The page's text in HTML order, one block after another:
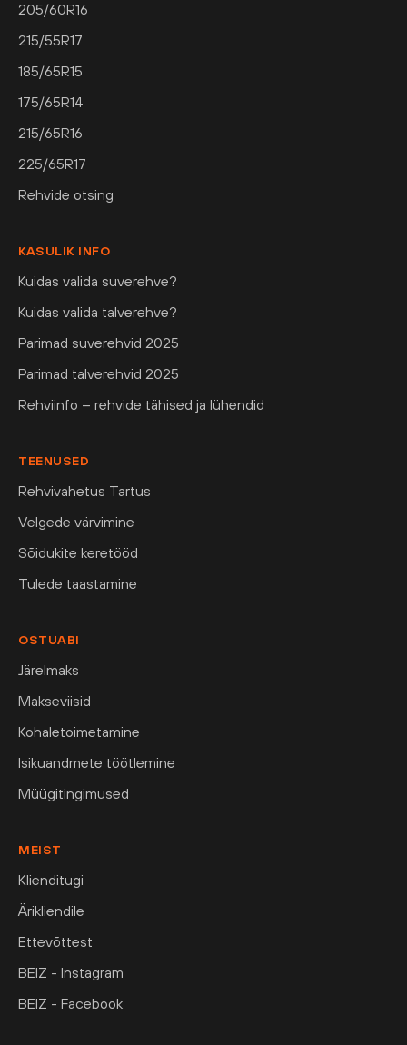
205/60R16
215/55R17
185/65R15
175/65R14
215/65R16
225/65R17
Rehvide otsing
KASULIK INFO
Kuidas valida suverehve?
Kuidas valida talverehve?
Parimad suverehvid 2025
Parimad talverehvid 2025
Rehviinfo – rehvide tähised ja lühendid
TEENUSED
Rehvivahetus Tartus
Velgede värvimine
Sõidukite keretööd
Tulede taastamine
OSTUABI
Järelmaks
Makseviisid
Kohaletoimetamine
Isikuandmete töötlemine
Müügitingimused
MEIST
Klienditugi
Ärikliendile
Ettevõttest
BEIZ - Instagram
BEIZ - Facebook